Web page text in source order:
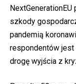
szkody
pandemią
respondentów jest
drogę wyjścia z